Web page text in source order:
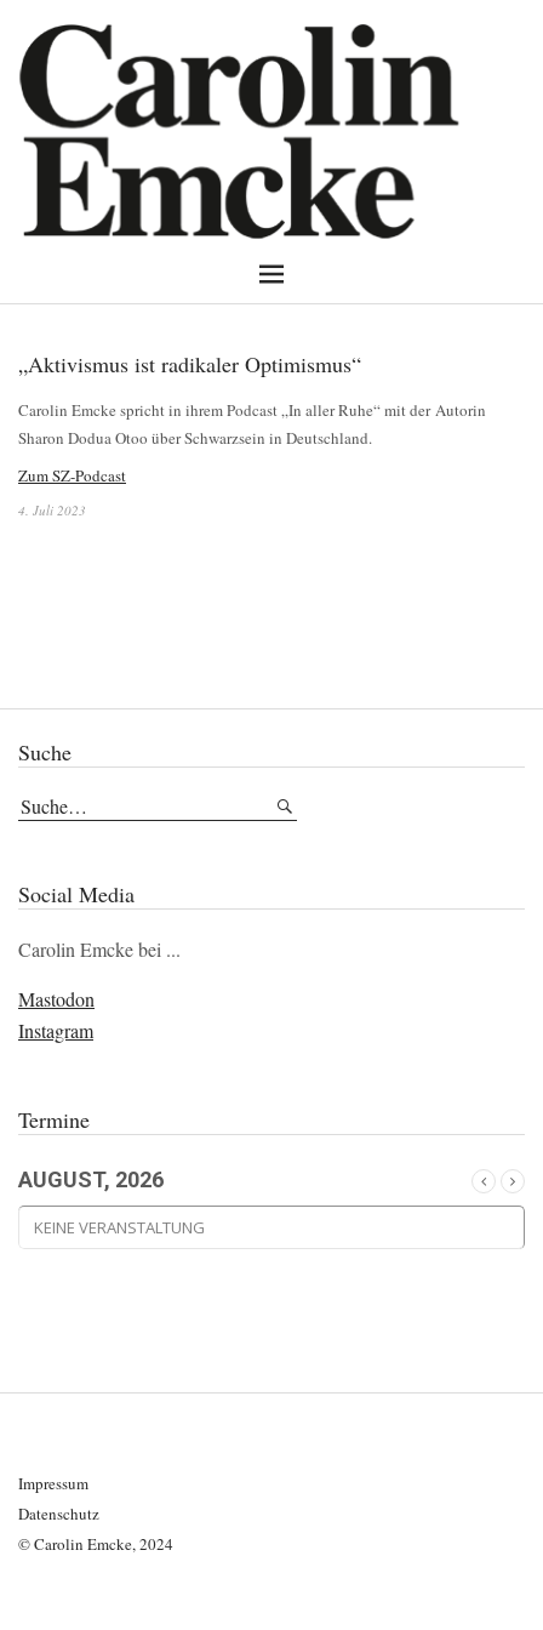
„Aktivismus ist radikaler Optimismus“
Carolin Emcke spricht in ihrem Podcast „In aller Ruhe“ mit der Autorin
Sharon Dodua Otoo über Schwarzsein in Deutschland.
Zum SZ-Podcast
4. Juli 2023
Suche
Social Media
Carolin Emcke bei ...
Mastodon
Instagram
Termine
AUGUST, 2026
KEINE VERANSTALTUNG
Impressum
Datenschutz
© Carolin Emcke, 2024